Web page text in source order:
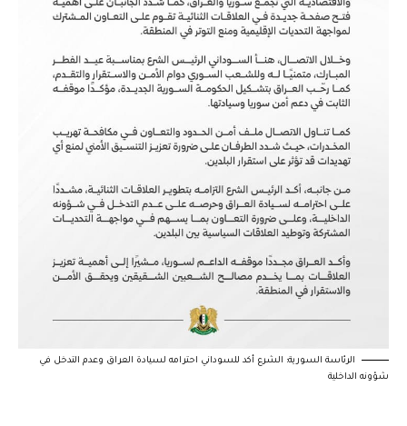
الرئاسة السورية: الشرع أكد للسوداني احترامه لسيادة العراق وعدم التدخل في
شؤونه الداخلية